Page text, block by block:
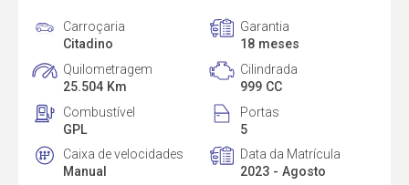
Carroçaria
Citadino
Garantia
18 meses
Quilometragem
25.504 Km
Cilindrada
999 CC
Combustível
GPL
Portas
5
Caixa de velocidades
Manual
Data da Matrícula
2023 - Agosto